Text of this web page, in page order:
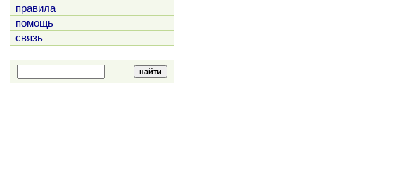
правила
помощь
связь